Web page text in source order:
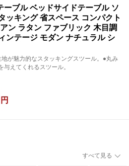
ーブル ベッドサイドテーブル ソ
ッキング 省スペース コンパクト
ン ラタン ファブリック 木目調
ンテージ モダン ナチュラル シ
が魅力的なスタッキングスツール。●丸み
えてくれるスツール。
円
すべて見る